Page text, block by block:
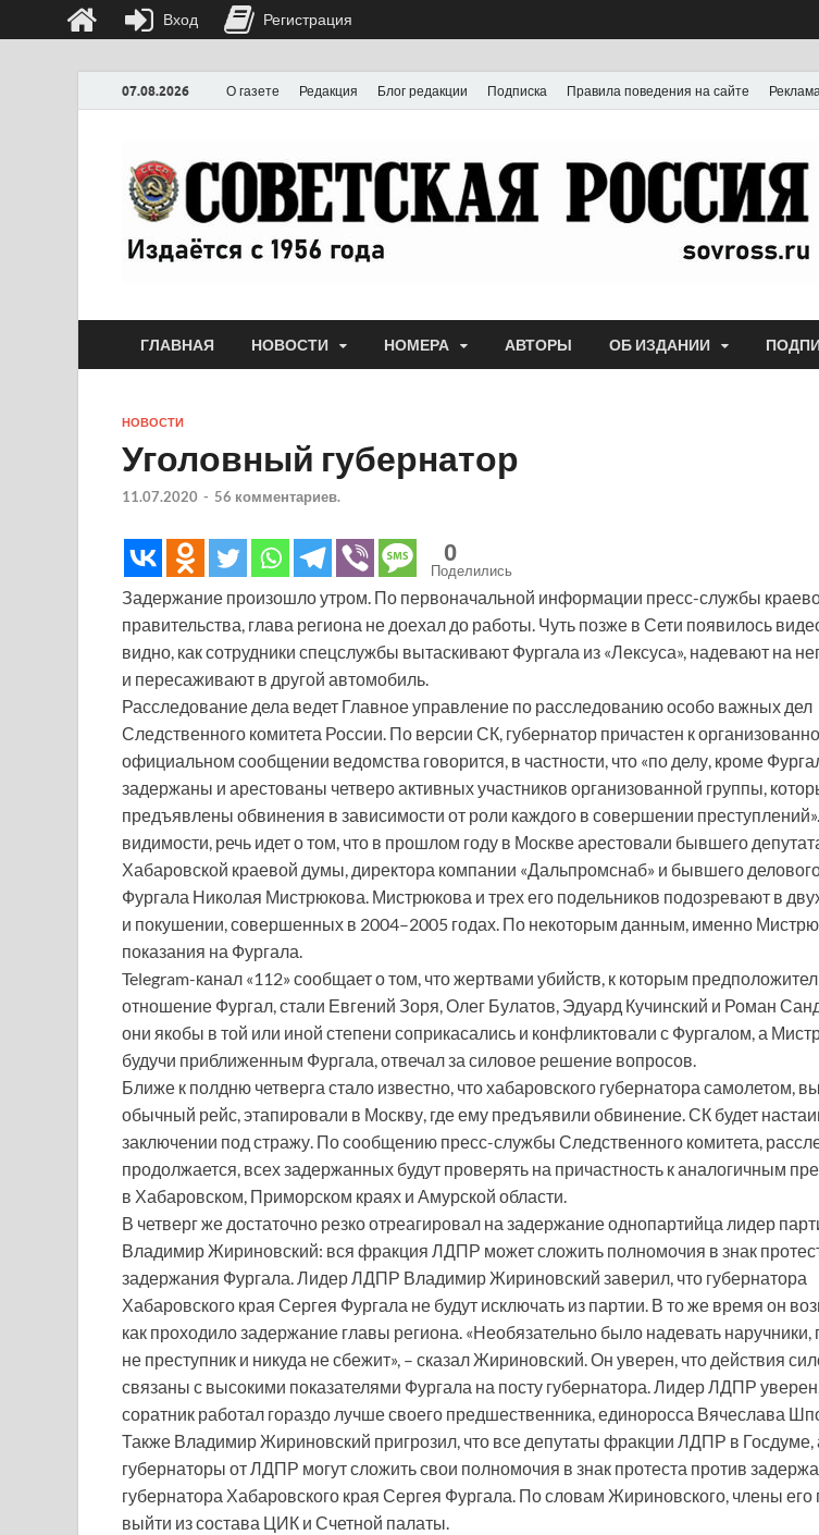
07.08.2026 О газете Редакция Блог редакции Подписка Правила поведения на сайте Реклама
ГЛАВНАЯ НОВОСТИ НОМЕРА АВТОРЫ ОБ ИЗДАНИИ
НОВОСТИ
Уголовный губернатор
11.07.2020 - 56 комментариев.
0
Поделились
Задержание произошло утром. По первоначальной информации пресс-службы
правительства, глава региона не доехал до работы. Чуть позже в Сети появилось
видно, как сотрудники спецслужбы вытаскивают Фургала из «Лексуса», надевают на
и пересаживают в другой автомобиль.
Расследование дела ведет Главное управление по расследованию особо важных дел
Следственного комитета России. По версии СК, губернатор причастен к
официальном сообщении ведомства говорится, в частности, что «по делу, кроме
задержаны и арестованы четверо активных участников организованной группы,
предъявлены обвинения в зависимости от роли каждого в совершении
видимости, речь идет о том, что в прошлом году в Москве арестовали бывшего
Хабаровской краевой думы, директора компании «Дальпромснаб» и бывшего
Фургала Николая Мистрюкова. Мистрюкова и трех его подельников подозревают в
и покушении, совершенных в 2004–2005 годах. По некоторым данным, именно
показания на Фургала.
Telegram-канал «112» сообщает о том, что жертвами убийств, к которым
отношение Фургал, стали Евгений Зоря, Олег Булатов, Эдуард Кучинский и Роман
они якобы в той или иной степени соприкасались и конфликтовали с Фургалом, а
будучи приближенным Фургала, отвечал за силовое решение вопросов.
Ближе к полдню четверга стало известно, что хабаровского губернатора самолетом,
обычный рейс, этапировали в Москву, где ему предъявили обвинение. СК будет
заключении под стражу. По сообщению пресс-службы Следственного комитета,
продолжается, всех задержанных будут проверять на причастность к аналогичным
в Хабаровском, Приморском краях и Амурской области.
В четверг же достаточно резко отреагировал на задержание однопартийца лидер
Владимир Жириновский: вся фракция ЛДПР может сложить полномочия в знак
задержания Фургала. Лидер ЛДПР Владимир Жириновский заверил, что губернатора
Хабаровского края Сергея Фургала не будут исключать из партии. В то же время он
как проходило задержание главы региона. «Необязательно было надевать наручники,
не преступник и никуда не сбежит», – сказал Жириновский. Он уверен, что действия
связаны с высокими показателями Фургала на посту губернатора. Лидер ЛДПР
соратник работал гораздо лучше своего предшественника, единоросса Вячеслава
Также Владимир Жириновский пригрозил, что все депутаты фракции ЛДПР в Госдуме,
губернаторы от ЛДПР могут сложить свои полномочия в знак протеста против
губернатора Хабаровского края Сергея Фургала. По словам Жириновского, члены его
выйти из состава ЦИК и Счетной палаты.
Вход Регистрация